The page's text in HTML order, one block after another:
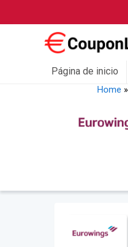
Página de inicio
Home